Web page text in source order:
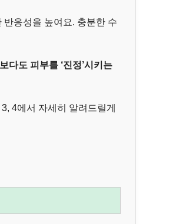
응성을 높여요. 충분한 수
다도 피부를 ‘진정’시키는
4에서 자세히 알려드릴게